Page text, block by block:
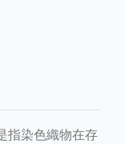
指染色織物在存